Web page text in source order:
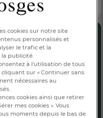
AT
Réversible
cookies sur notre site
personnalisés et
le trafic et la
publicité.
à l'utilisation de tous
sur « Continuer sans
nécessaires au
cookies ainsi que retirer
mes cookies ». Vous
moments depuis le bas de